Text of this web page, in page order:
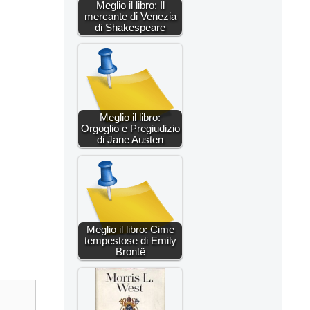
Meglio il libro: Il
mercante di Venezia
di Shakespeare
Meglio il libro:
Orgoglio e Pregiudizio
di Jane Austen
Meglio il libro: Cime
tempestose di Emily
Brontë